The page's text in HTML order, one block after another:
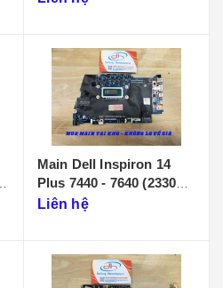
Main Dell Inspiron 14
Plus 7440 - 7640 (233086-
1)
Liên hệ